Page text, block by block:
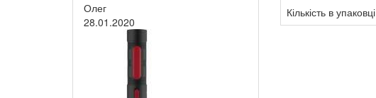
Олег
28.01.2020
Кількість в упаковці